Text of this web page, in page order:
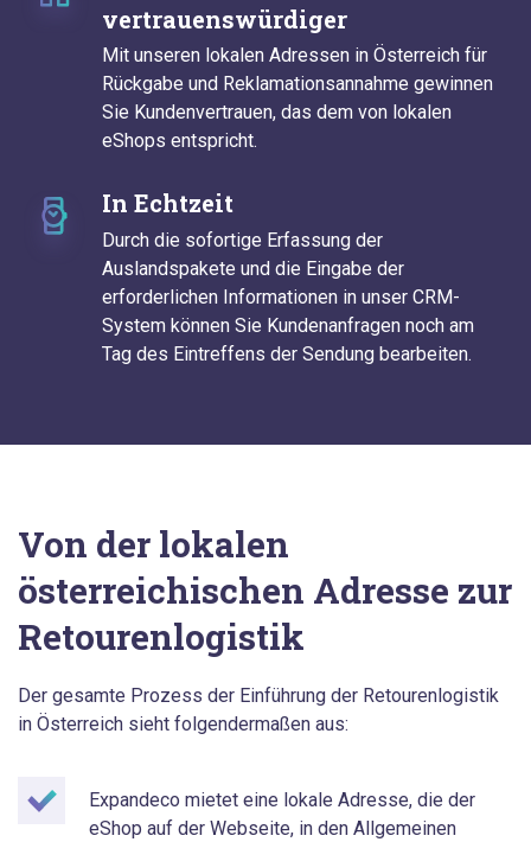
vertrauenswürdiger
Mit unseren lokalen Adressen in Österreich für
Rückgabe und Reklamationsannahme gewinnen
Sie Kundenvertrauen, das dem von lokalen
eShops entspricht.
In Echtzeit
Durch die sofortige Erfassung der
Auslandspakete und die Eingabe der
erforderlichen Informationen in unser CRM-
System können Sie Kundenanfragen noch am
Tag des Eintreffens der Sendung bearbeiten.
Von der lokalen
österreichischen Adresse zur
Retourenlogistik
Der gesamte Prozess der Einführung der Retourenlogistik
in Österreich sieht folgendermaßen aus:
Expandeco mietet eine lokale Adresse, die der
eShop auf der Webseite, in den Allgemeinen